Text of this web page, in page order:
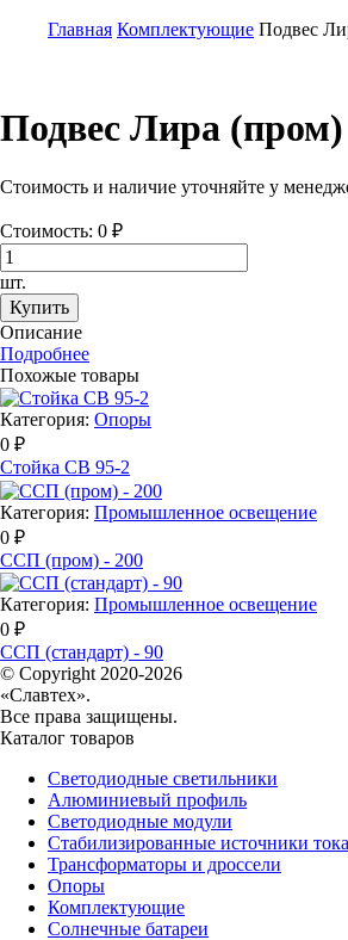
Главная Комплектующие Подвес
Подвес Лира (пром)
Стоимость и наличие уточняйте у
Стоимость: 0 ₽
шт.
Купить
Описание
Подробнее
Похожые товары
Категория: Опоры
0 ₽
Стойка СВ 95-2
Категория: Промышленное освещение
0 ₽
ССП (пром) - 200
Категория: Промышленное освещение
0 ₽
ССП (стандарт) - 90
© Copyright 2020-2026
«Славтех».
Все права защищены.
Каталог товаров
Светодиодные светильники
Алюминиевый профиль
Светодиодные модули
Стабилизированные источники тока
Трансформаторы и дроссели
Опоры
Комплектующие
Солнечные батареи